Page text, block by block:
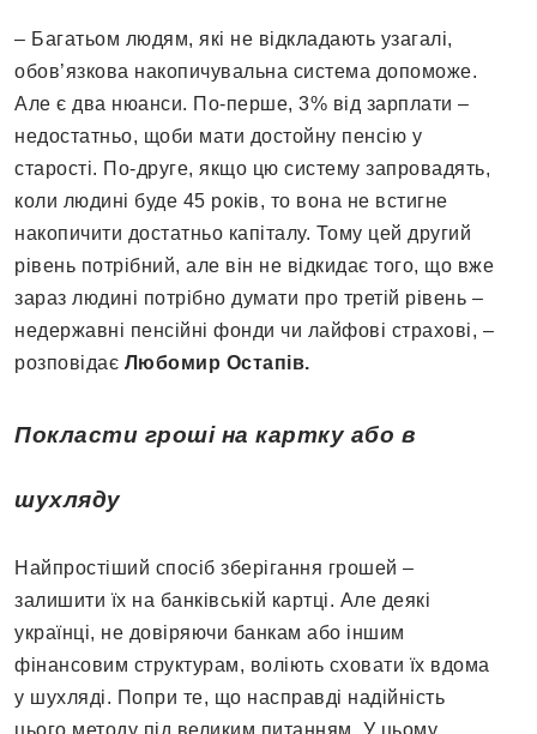
– Багатьом людям, які не відкладають узагалі,
обов’язкова накопичувальна система допоможе.
Але є два нюанси. По-перше, 3% від зарплати –
недостатньо, щоби мати достойну пенсію у
старості. По-друге, якщо цю систему запровадять,
коли людині буде 45 років, то вона не встигне
накопичити достатньо капіталу. Тому цей другий
рівень потрібний, але він не відкидає того, що вже
зараз людині потрібно думати про третій рівень –
недержавні пенсійні фонди чи лайфові страхові, –
розповідає Любомир Остапів.
Покласти гроші на картку або в
шухляду
Найпростіший спосіб зберігання грошей –
залишити їх на банківській картці. Але деякі
українці, не довіряючи банкам або іншим
фінансовим структурам, воліють сховати їх вдома
у шухляді. Попри те, що насправді надійність